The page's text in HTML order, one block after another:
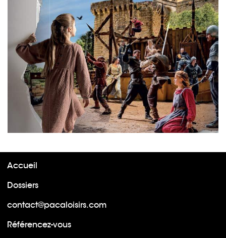
Accueil
Dossiers
contact@pacaloisirs.com
Référencez-vous